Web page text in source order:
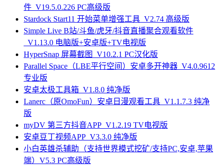
件_V19.5.0.226 PC高级版
Stardock Start11 开始菜单增强工具_V2.74 高级版
Simple Live B站/斗鱼/虎牙/抖音直播聚合观看软件
_V1.13.0 电脑版+安卓版+TV电视版
HyperSnap 屏幕截图_V10.2.1 PC汉化版
Parallel Space（LBE平行空间）安卓多开神器_V4.0.9612
专业版
安卓太极工具箱_V1.8.0 纯净版
Lanerc（原OmoFun）安卓日漫观看工具_V1.1.7.3 纯净
版
myDV 第三方抖音APP_V1.2.19 TV电视版
安卓豆丁视频APP_V3.3.0 纯净版
小白英雄杀辅助（支持世界模式挖矿/支持PC,安卓,苹果
端）V5.3 PC高级版